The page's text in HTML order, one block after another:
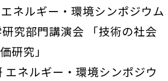
ネルギー・環境シンポジウム
究部門講演会 「技術の社会
研究」
エネルギー・環境シンポジウ